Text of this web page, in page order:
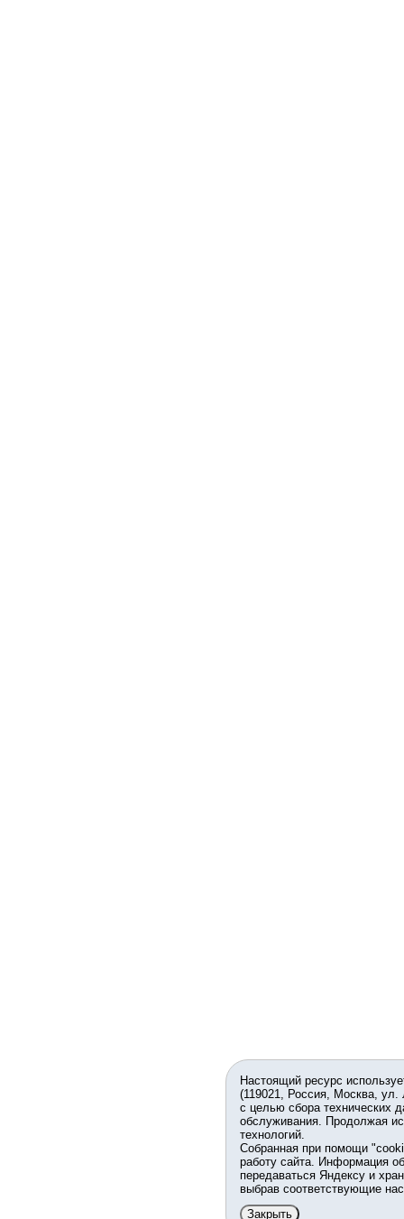
Настоящий ресурс
(119021, Россия, Москва,
с целью сбора технических
обслуживания. Продолжая
технологий.
Собранная при помощи
работу сайта. Информация
передаваться Яндексу и
выбрав соответствующие
Закрыть